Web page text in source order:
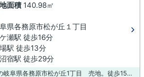
面積140.98㎡
県各務原市松が丘１丁目
瀬駅 徒歩16分
駅 徒歩13分
宿駅 徒歩29分
こだわりポイント満載の岐阜県各務原市松が丘1丁目 売地。徒歩15分の場所に各務原市立八木山小学校があります。土地購入をお考えの方におすすめなのがこちらの売地。高台に位置しています。吉村不動産販売株式会社で楽しく土地探しをしませんか。豊富な情報を揃え、優秀なスタッフがお待ちしております。連絡先は0120-431-330、info@yoshimurafudousan.comです。